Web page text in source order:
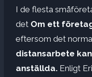
I de flesta
det Om ett
eftersom det
distansarbete
anställda. Enligt